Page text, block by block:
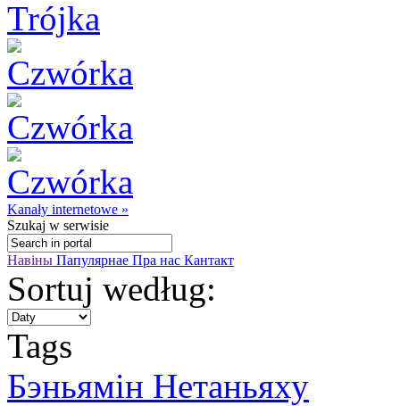
Kanały internetowe »
Szukaj w serwisie
Навіны Папулярнае Пра нас Кантакт
Sortuj według:
Tags
Бэньямін Нетаньяху